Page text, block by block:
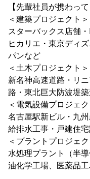
【先輩社員が携わっ
＜建築プロジェクト＞
スターバックス店舗
ヒカリエ・東京ディ
パンなど
＜土木プロジェクト＞
新名神高速道路・リ
路・東北巨大防波堤
＜電気設備プロジェク
名古屋駅新ビル・九
給排水工事・戸建住
＜プラントプロジェク
水処理プラント（半
油化学工場、医薬品